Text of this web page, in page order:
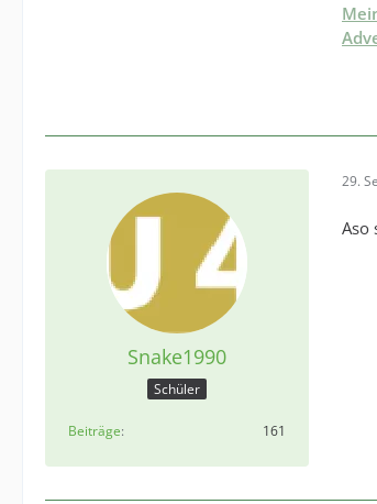
Snake1990
Schüler
Beiträge 161
29.
Aso